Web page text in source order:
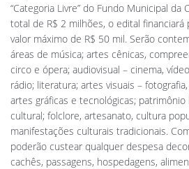
“Categoria Livre” do Fundo Municipal da
total de R$ 2 milhões, o edital
valor máximo de R$ 50 mil. Serão
áreas de música; artes cênicas,
circo e ópera; audiovisual – cinema,
rádio; literatura; artes visuais –
artes gráficas e tecnológicas;
cultural; folclore, artesanato, cultura
manifestações culturais tradicionais.
poderão custear qualquer despesa
cachês, passagens, hospedagens,